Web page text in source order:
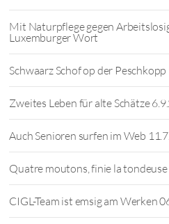
Mit Naturpflege gegen
Luxemburger Wort
Schwaarz Schof op der
Zweites Leben für alte Schätze
Auch Senioren surfen im Web
Quatre moutons, finie la
CIGL-Team ist emsig am Werken